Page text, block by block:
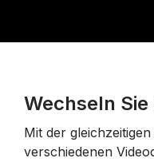
Wechseln Sie
Mit der
verschiedenen